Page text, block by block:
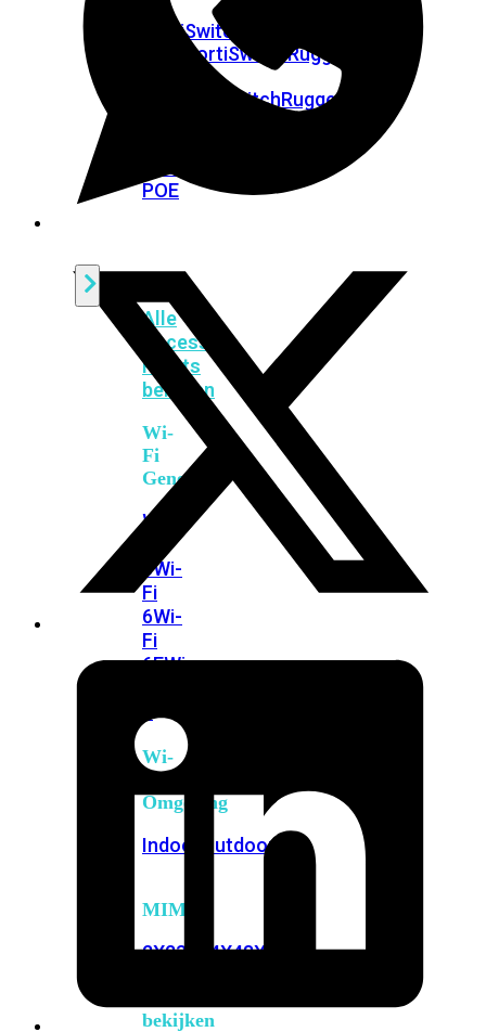
FortiSwitchRugged
FortiSwitchRugged
FortiSwitchRugged
POE
Alle
Access
Points
bekijken
Wi-
Fi
Generatie
Wi-
5Wi-
Fi
6Wi-
Fi
6EWi-
Wi-
Omgeving
Indoor Outdoor
MIMO
2X23X3 4X48X8
bekijken